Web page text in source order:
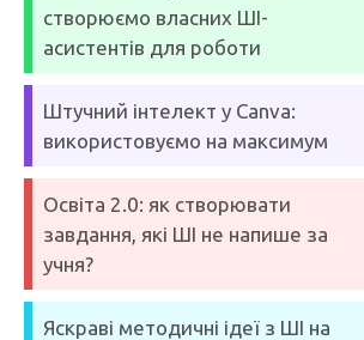
створюємо власних ШІ-
асистентів для роботи
Штучний інтелект у Canva:
використовуємо на максимум
Освіта 2.0: як створювати
завдання, які ШІ не напише за
учня?
Яскраві методичні ідеї з ШІ на